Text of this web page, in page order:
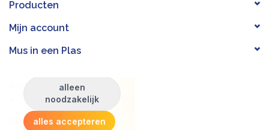
Producten
Mijn account
Mus in een Plas